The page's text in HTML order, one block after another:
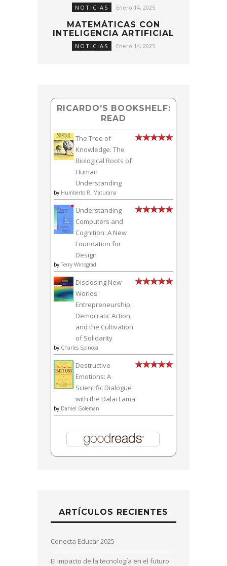
NOTICIAS Enero 14, 2025
MATEMÁTICAS CON
INTELIGENCIA ARTIFICIAL
NOTICIAS Enero 14, 2025
RICARDO'S BOOKSHELF:
READ
The Tree of
Knowledge: The
Biological Roots of
Human
Understanding
by Humberto R. Maturana
Understanding
Computers and
Cognition: A New
Foundation for
Design
by Terry Winograd
Disclosing New
Worlds:
Entrepreneurship,
Democratic Action,
and the Cultivation
of Solidarity
by Charles Spinosa
Destructive
Emotions: A
Scientific Dialogue
with the Dalai Lama
by Daniel Goleman
ARTÍCULOS RECIENTES
Conecta Educar 2025
El impacto de la tecnología en el futuro